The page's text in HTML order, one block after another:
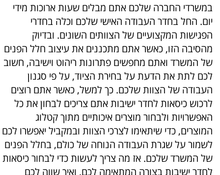
במשרדי החברה שלכם אתם מבלים שעות ארוכות מידי
יום. החל בחדר העבודה האישי שלכם וכלה בחדרי
הפגישות המקצועיים של הצוותים השונים. ובדיוק
מהסיבה הזו, כאשר אתם מתכננים את עיצוב חלל הפנים
של המשרד ואתם מחפשים פתרונות ריהוט וישיבה, חשוב
לכם לתת את הדעת על בחירת הציוד, על פי סגנון
העבודה של הצוות שלכם. כך למשל, כאשר אתם רוצים
לרכוש כיסאות לחדר ישיבות אתם צריכים לבחון את כל
האפשרויות ולבחור מוצרים איכותיים מתוך קטלוג
המוצרים, כדי שיתאימו לצרכי הצוות ובמקביל יאפשרו לכם
לשמור על שגרת העבודה הנוחה של כולם, בחלל הפנים
של המשרד שלכם. אז מה צריך לעשות כדי לבחור כיסאות
לחדר ישיבות בצורה המתאימה לכם, ואיך שווה לכם